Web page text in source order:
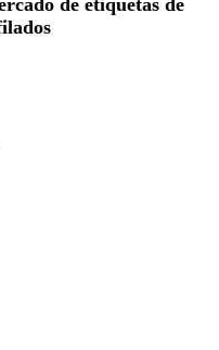
de etiquetas de